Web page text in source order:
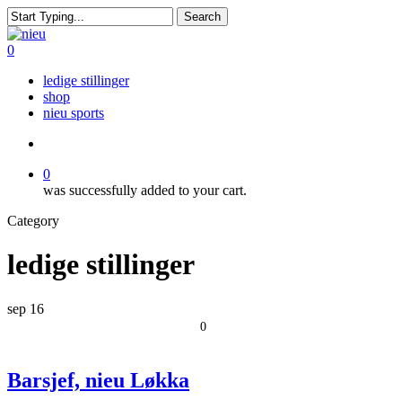
Skip
to
main
Search
Close
Search
search
0
ledige stillinger
shop
nieu sports
0
was successfully added to your cart.
Category
ledige stillinger
sep 16
0
Barsjef, nieu Løkka